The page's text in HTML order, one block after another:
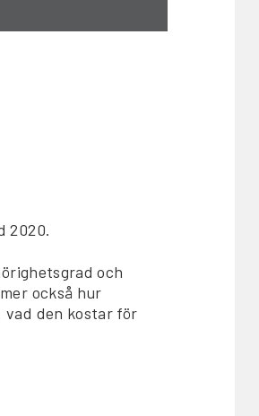
2020.
och
också hur
vad den kostar för